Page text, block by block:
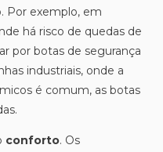
Por exemplo, em
há risco de quedas de
por botas de segurança
industriais, onde a
é comum, as botas
conforto. Os